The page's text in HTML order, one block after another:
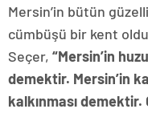
Mersin’in bütün
cümbüşü bir kent
Seçer, “Mersin’in
demektir. Mersin’in
kalkınması